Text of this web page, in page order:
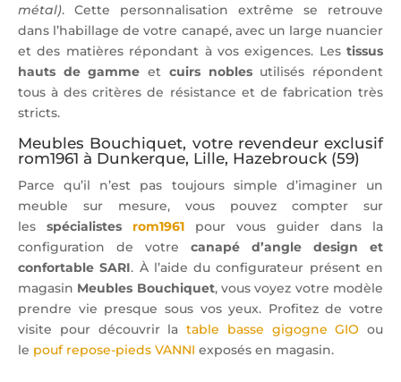
métal). Cette personnalisation extrême se retrouve
dans l’habillage de votre canapé, avec un large nuancier
et des matières répondant à vos exigences. Les tissus
hauts de gamme et cuirs noblesutilisés répondent
tous à des critères de résistance et de fabrication très
stricts.
Meubles Bouchiquet, votre revendeur exclusif
rom1961 à Dunkerque, Lille, Hazebrouck (59)
Parce qu’il n’est pas toujours simple d’imaginer un
meuble sur mesure, vous pouvez compter sur
les spécialistes rom1961 pour vous guider dans la
configuration de votre canapé d’angle design et
confortable SARI. À l’aide du configurateur présent en
magasin Meubles Bouchiquet, vous voyez votre modèle
prendre vie presque sous vos yeux. Profitez de votre
visite pour découvrir la table basse gigogne GIO ou
le pouf repose-pieds VANNI exposés en magasin.